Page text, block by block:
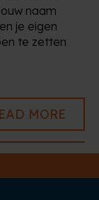
naam
je eigen
te zetten
MORE